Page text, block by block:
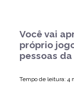
Você vai
próprio
pessoas
Tempo de leitura: 4